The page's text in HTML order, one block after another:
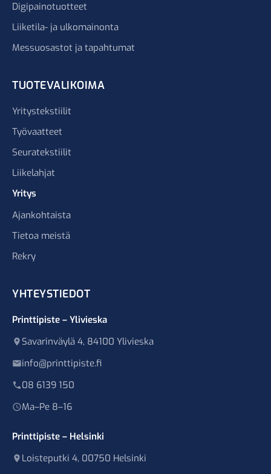
Digipainotuotteet
Liiketila- ja ulkomainonta
Messuosastot ja tapahtumat
TUOTEVALIKOIMA
Yritystekstiilit
Työvaatteet
Seuratekstiilit
Liikelahjat
Yritys
Ajankohtaista
Tietoa meistä
Rekry
YHTEYSTIEDOT
Printtipiste – Ylivieska
Savarinväylä 4, 84100 Ylivieska
info@printtipiste.fi
08 6139 150
Ma–Pe 8–16
Printtipiste – Helsinki
Loisteputki 4, 00750 Helsinki